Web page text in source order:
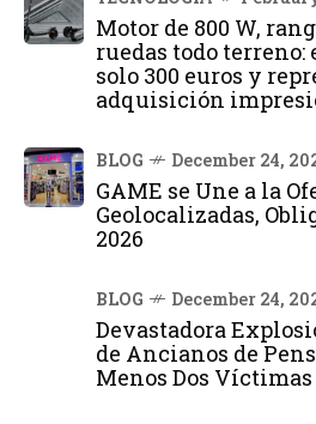
Motor de 800 W,
ruedas todo terreno:
solo 300 euros y
adquisición
BLOG December 24,
GAME se Une a la
Geolocalizadas,
2026
BLOG December 24,
Devastadora
de Ancianos de
Menos Dos